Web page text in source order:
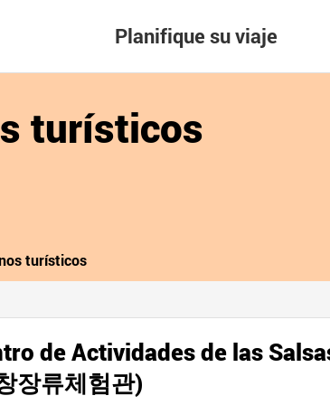
Planifique su viaje
turísticos
turísticos
de Actividades de las
장류체험관)